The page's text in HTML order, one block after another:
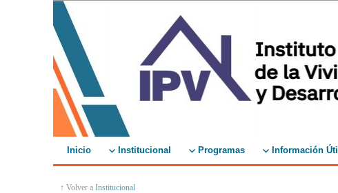
Inicio Institucional Programas Información Útil
↑ Volver a Institucional